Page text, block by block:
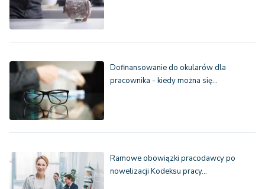
Dofinansowanie do okularów dla
pracownika - kiedy można się…
Ramowe obowiązki pracodawcy po
nowelizacji Kodeksu pracy…